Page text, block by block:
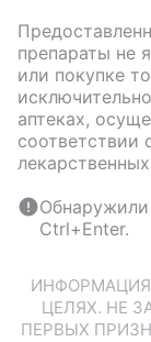
препараты не
или покупке
аптеках,
Ctrl+Enter.
ЦЕЛЯХ. НЕ
ПЕРВЫХ